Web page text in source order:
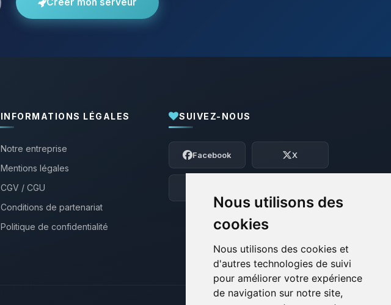
Nous utilisons des
cookies
Nous utilisons des cookies et
d'autres technologies de suivi
pour améliorer votre expérience
de navigation sur notre site,
INFORMATIONS LÉGALES
Notre entreprise
Mentions légales
CGV / CGU
Conditions de partenariat
Politique de confidentialité
SUIVEZ-NOUS
Facebook X
Youpi, enfin quelqu’un pour me parler !
Moi c’est Choupy, ton petit assistant
BoxToPlay. Dis-moi ce dont tu as besoin
et je vais remuer mes petits circuits
08/08/2026 à 09:18